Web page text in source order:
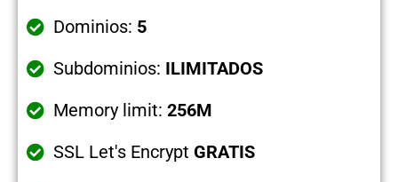
Dominios: 5
Subdominios: ILIMITADOS
Memory limit: 256M
SSL Let's Encrypt GRATIS